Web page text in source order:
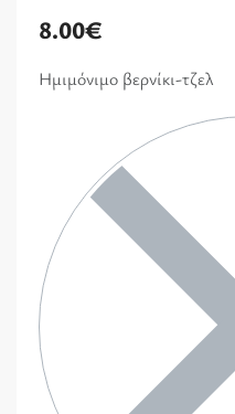
8.00€
Ημιμόνιμο βερνίκι-τζελ